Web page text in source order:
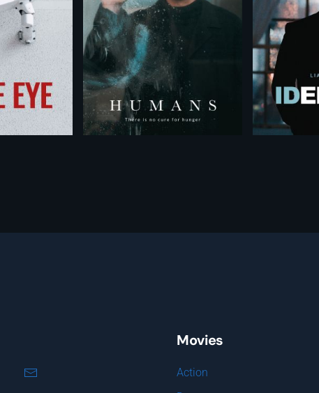
Movies
Action